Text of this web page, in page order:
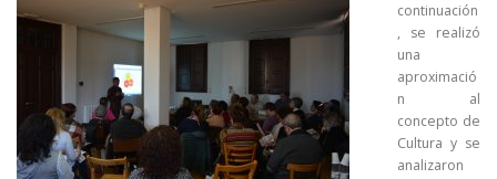
continuación
, se realizó
una
aproximació
n al
concepto de
Cultura y se
analizaron